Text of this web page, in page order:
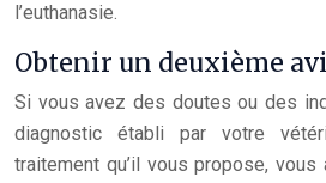
l’euthanasie.
Obtenir un deuxième
Si vous avez des doutes ou des
diagnostic établi par votre
traitement qu’il vous propose,